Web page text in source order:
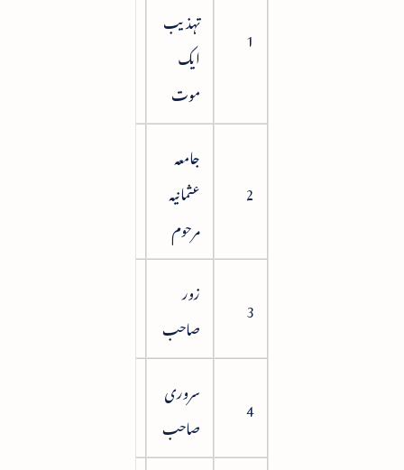
1
تہذیب
ایک
موت
2
جامعہ
عثمانیہ
مرحوم
3
زور
صاحب
4
سروری
صاحب